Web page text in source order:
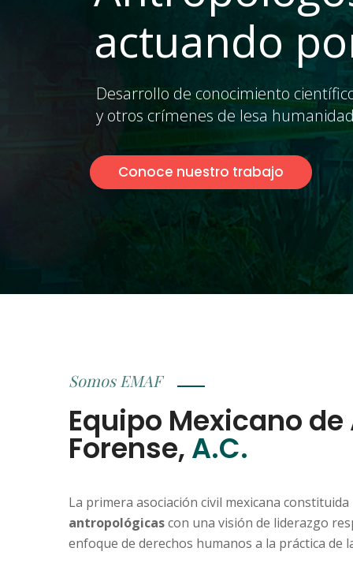
Somos EMAF
Equipo Mexicano
Forense, A.C.
La primera asociación civil mexicana
antropológicascon una visión de liderazgo
enfoque de derechos humanos a la práctica de